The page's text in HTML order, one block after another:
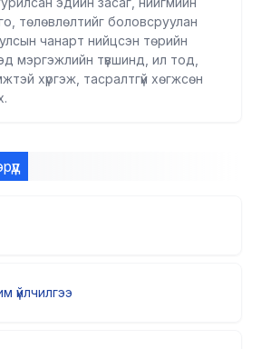
төлөвлөлтийг боловсруулан
улсын чанарт нийцсэн төрийн
мэргэжлийн түвшинд, ил тод,
хүргэж, тасралтгүй хөгжсөн
үйлчилгээ